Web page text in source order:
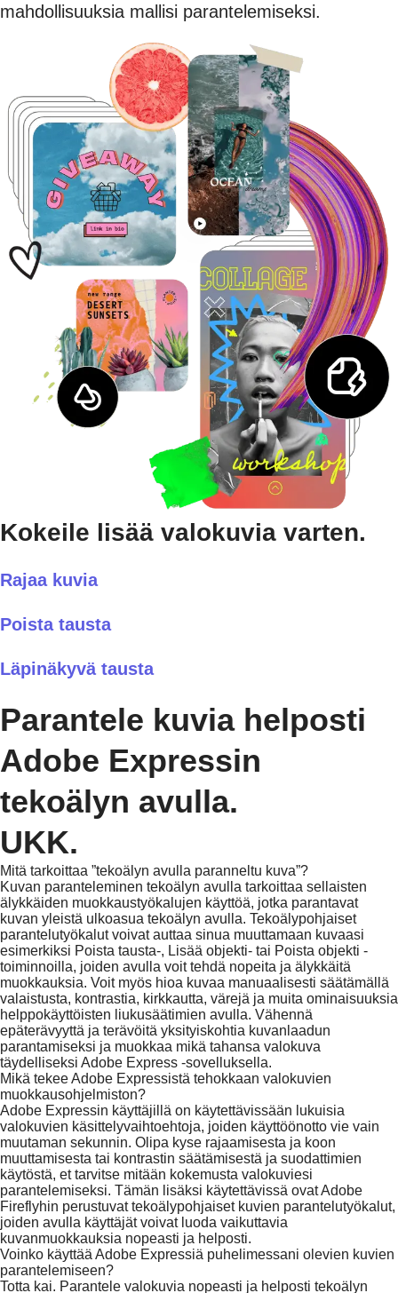
mahdollisuuksia mallisi parantelemiseksi.
Kokeile lisää valokuvia varten.
Rajaa kuvia
Poista tausta
Läpinäkyvä tausta
Parantele kuvia helposti
Adobe Expressin
tekoälyn avulla.
UKK.
Mitä tarkoittaa ”tekoälyn avulla paranneltu kuva”?
Kuvan paranteleminen tekoälyn avulla tarkoittaa sellaisten
älykkäiden muokkaustyökalujen käyttöä, jotka parantavat
kuvan yleistä ulkoasua tekoälyn avulla. Tekoälypohjaiset
parantelutyökalut voivat auttaa sinua muuttamaan kuvaasi
esimerkiksi Poista tausta-, Lisää objekti- tai Poista objekti -
toiminnoilla, joiden avulla voit tehdä nopeita ja älykkäitä
muokkauksia. Voit myös hioa kuvaa manuaalisesti säätämällä
valaistusta, kontrastia, kirkkautta, värejä ja muita ominaisuuksia
helppokäyttöisten liukusäätimien avulla. Vähennä
epäterävyyttä ja terävöitä yksityiskohtia kuvanlaadun
parantamiseksi ja muokkaa mikä tahansa valokuva
täydelliseksi Adobe Express -sovelluksella.
Mikä tekee Adobe Expressistä tehokkaan valokuvien
muokkausohjelmiston?
Adobe Expressin käyttäjillä on käytettävissään lukuisia
valokuvien käsittelyvaihtoehtoja, joiden käyttöönotto vie vain
muutaman sekunnin. Olipa kyse rajaamisesta ja koon
muuttamisesta tai kontrastin säätämisestä ja suodattimien
käytöstä, et tarvitse mitään kokemusta valokuviesi
parantelemiseksi. Tämän lisäksi käytettävissä ovat Adobe
Fireflyhin perustuvat tekoälypohjaiset kuvien parantelutyökalut,
joiden avulla käyttäjät voivat luoda vaikuttavia
kuvanmuokkauksia nopeasti ja helposti.
Voinko käyttää Adobe Expressiä puhelimessani olevien kuvien
parantelemiseen?
Totta kai. Parantele valokuvia nopeasti ja helposti tekoälyn